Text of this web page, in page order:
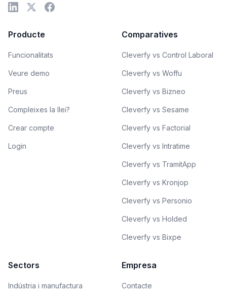
Producte
Funcionalitats
Veure demo
Preus
Compleixes la llei?
Crear compte
Login
Comparatives
Cleverfy vs Control Laboral
Cleverfy vs Woffu
Cleverfy vs Bizneo
Cleverfy vs Sesame
Cleverfy vs Factorial
Cleverfy vs Intratime
Cleverfy vs TramitApp
Cleverfy vs Kronjop
Cleverfy vs Personio
Cleverfy vs Holded
Cleverfy vs Bixpe
Sectors
Indústria i manufactura
Empresa
Contacte